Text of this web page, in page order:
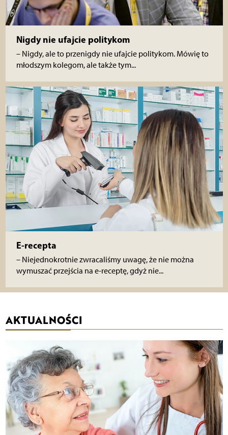
Nigdy nie ufajcie politykom
– Nigdy, ale to przenigdy nie ufajcie politykom. Mówię to
młodszym kolegom, ale także tym...
E-recepta
– Niejednokrotnie zwracaliśmy uwagę, że nie można
wymuszać przejścia na e-receptę, gdyż nie...
AKTUALNOŚCI